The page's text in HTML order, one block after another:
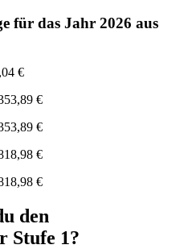
für das Jahr 2026 aus
€
€
€
€
€
den
Stufe 1?